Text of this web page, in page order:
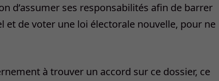
d’assumer ses responsabilités afin de barrer
de voter une loi électorale nouvelle, pour ne
à trouver un accord sur ce dossier, ce